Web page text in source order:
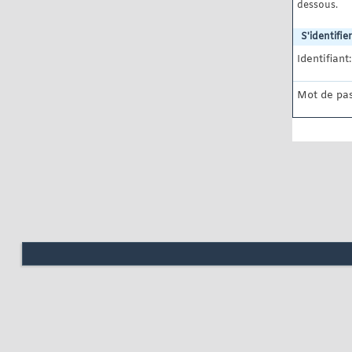
dessous.
S'identifier
Identifiant:
Mot de